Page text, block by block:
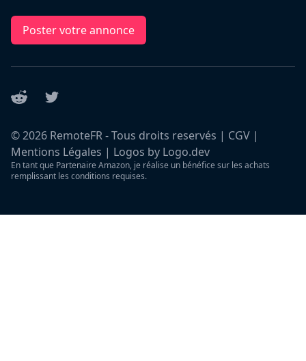
Poster votre annonce
Reddit Twitter
©2026 RemoteFR - Tous droits reservés | CGV |
Mentions Légales | Logos by Logo.dev
En tant que Partenaire Amazon, je réalise un bénéfice sur les achats
remplissant les conditions requises.